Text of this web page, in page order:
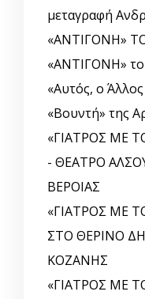
μεταγραφή
«ΑΝΤΙΓΟΝΗ»
«ΑΝΤΙΓΟΝΗ»
«Αυτός, o
«Βουντή» της
«ΓΙΑΤΡΟΣ ΜΕ
- ΘΕΑΤΡΟ
ΒΕΡΟΙΑΣ
«ΓΙΑΤΡΟΣ ΜΕ
ΣΤΟ ΘΕΡΙΝΟ
ΚΟΖΑΝΗΣ
«ΓΙΑΤΡΟΣ ΜΕ